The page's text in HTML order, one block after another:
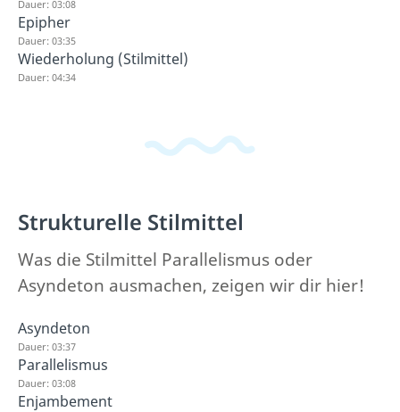
Dauer: 03:08
Epipher
Dauer: 03:35
Wiederholung (Stilmittel)
Dauer: 04:34
Strukturelle Stilmittel
Was die Stilmittel Parallelismus oder
Asyndeton ausmachen, zeigen wir dir hier!
Asyndeton
Dauer: 03:37
Parallelismus
Dauer: 03:08
Enjambement